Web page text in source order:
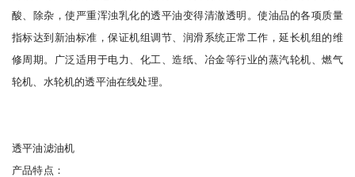
酸、除杂，使严重浑浊乳化的透平油变得清澈透明。使油品的各项质量
指标达到新油标准，保证机组调节、润滑系统正常工作，延长机组的维
修周期。广泛适用于电力、化工、造纸、冶金等行业的蒸汽轮机、燃气
轮机、水轮机的透平油在线处理。
透平油滤油机
产品特点：